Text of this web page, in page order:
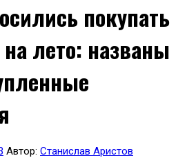
покупать
лето: названы
Автор: Станислав Аристов